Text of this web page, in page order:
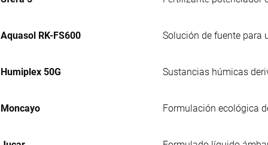
Aquasol RK-FS600 Solución de fuente para
Humiplex 50G Sustancias húmicas
Moncayo Formulación ecológica